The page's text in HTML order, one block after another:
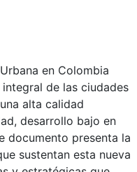
en Colombia
de las ciudades
alta calidad
desarrollo bajo en
documento presenta la
sustentan esta nueva